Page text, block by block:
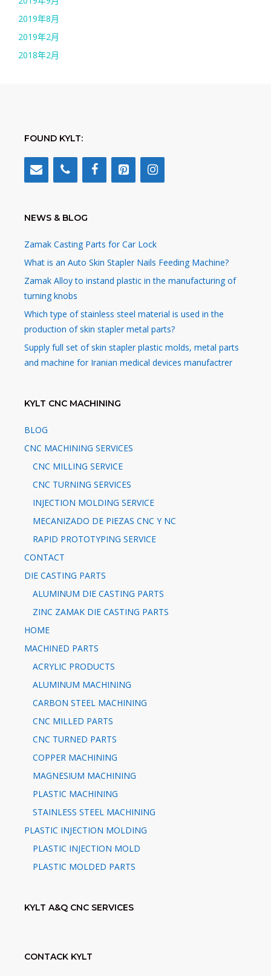
2019年8月
2019年2月
2018年2月
FOUND KYLT:
NEWS & BLOG
Zamak Casting Parts for Car Lock
What is an Auto Skin Stapler Nails Feeding Machine?
Zamak Alloy to instand plastic in the manufacturing of
turning knobs
Which type of stainless steel material is used in the
production of skin stapler metal parts?
Supply full set of skin stapler plastic molds, metal parts
and machine for Iranian medical devices manufactrer
KYLT CNC MACHINING
BLOG
CNC MACHINING SERVICES
CNC MILLING SERVICE
CNC TURNING SERVICES
INJECTION MOLDING SERVICE
MECANIZADO DE PIEZAS CNC Y NC
RAPID PROTOTYPING SERVICE
CONTACT
DIE CASTING PARTS
ALUMINUM DIE CASTING PARTS
ZINC ZAMAK DIE CASTING PARTS
HOME
MACHINED PARTS
ACRYLIC PRODUCTS
ALUMINUM MACHINING
CARBON STEEL MACHINING
CNC MILLED PARTS
CNC TURNED PARTS
COPPER MACHINING
MAGNESIUM MACHINING
PLASTIC MACHINING
STAINLESS STEEL MACHINING
PLASTIC INJECTION MOLDING
PLASTIC INJECTION MOLD
PLASTIC MOLDED PARTS
KYLT A&Q CNC SERVICES
CONTACK KYLT